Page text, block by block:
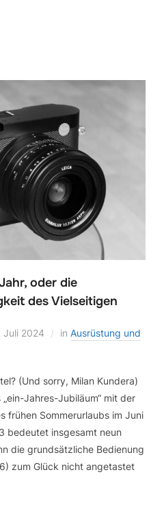
oder die
des Vielseitigen
Juli 2024 in Ausrüstung und
(Und sorry, Milan Kundera)
Jahres-Jubiläum“ mit der
frühen Sommerurlaubs im Juni
bedeutet insgesamt neun
die grundsätzliche Bedienung
zum Glück nicht angetastet